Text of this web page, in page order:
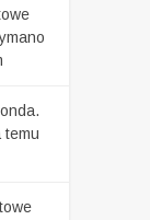
temu